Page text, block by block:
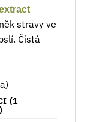
stravy ve
Čistá
(1